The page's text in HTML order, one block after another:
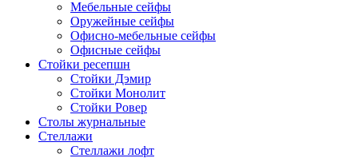
Мебельные сейфы
Оружейные сейфы
Офисно-мебельные сейфы
Офисные сейфы
Стойки ресепшн
Стойки Дэмир
Стойки Монолит
Стойки Ровер
Столы журнальные
Стеллажи
Стеллажи лофт